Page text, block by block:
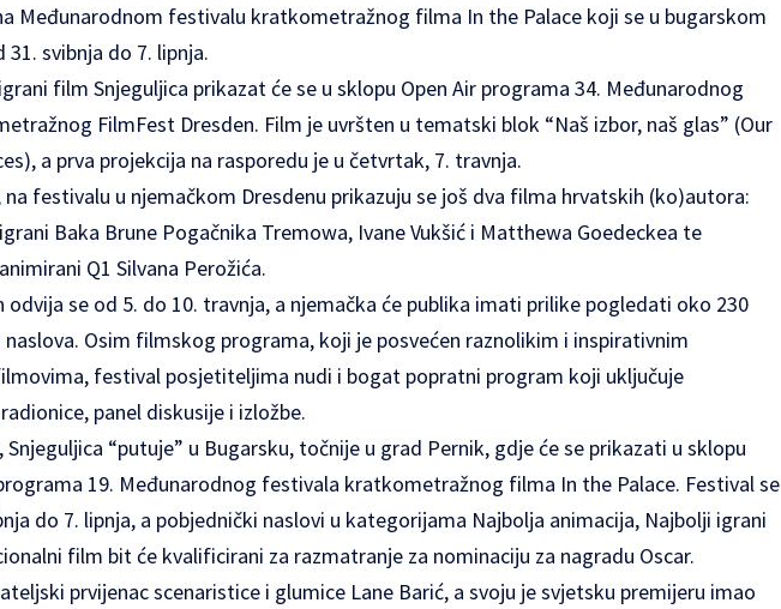
Međunarodnom festivalu kratkometražnog filma In the Palace koji se u bugarskom
svibnja do 7. lipnja.
film Snjeguljica prikazat će se u sklopu Open Air programa 34. Međunarodnog
FilmFest Dresden. Film je uvršten u tematski blok “Naš izbor, naš glas” (Our
a prva projekcija na rasporedu je u četvrtak, 7. travnja.
na festivalu u njemačkom Dresdenu prikazuju se još dva filma hrvatskih (ko)autora:
Baka Brune Pogačnika Tremowa, Ivane Vukšić i Matthewa Goedeckea te
Q1 Silvana Perožića.
odvija se od 5. do 10. travnja, a njemačka će publika imati prilike pogledati oko 230
Osim filmskog programa, koji je posvećen raznolikim i inspirativnim
festival posjetiteljima nudi i bogat popratni program koji uključuje
panel diskusije i izložbe.
Snjeguljica “putuje” u Bugarsku, točnije u grad Pernik, gdje će se prikazati u sklopu
19. Međunarodnog festivala kratkometražnog filma In the Palace. Festival se
do 7. lipnja, a pobjednički naslovi u kategorijama Najbolja animacija, Najbolji igrani
film bit će kvalificirani za razmatranje za nominaciju za nagradu Oscar.
prvijenac scenaristice i glumice Lane Barić, a svoju je svjetsku premijeru imao